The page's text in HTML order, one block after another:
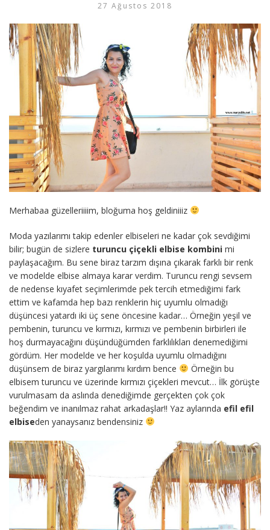
27 Ağustos 2018
Merhabaa güzelleriiiim, bloğuma hoş geldiniiiz
Moda yazılarımı takip edenler elbiseleri ne kadar çok sevdiğimi
bilir; bugün de sizlere turuncu çiçekli elbise kombini mi
paylaşacağım. Bu sene biraz tarzım dışına çıkarak farklı bir renk
ve modelde elbise almaya karar verdim. Turuncu rengi sevsem
de nedense kıyafet seçimlerimde pek tercih etmediğimi fark
ettim ve kafamda hep bazı renklerin hiç uyumlu olmadığı
düşüncesi yatardı iki üç sene öncesine kadar… Örneğin yeşil ve
pembenin, turuncu ve kırmızı, kırmızı ve pembenin birbirleri ile
hoş durmayacağını düşündüğümden farklılıkları denemediğimi
gördüm. Her modelde ve her koşulda uyumlu olmadığını
düşünsem de biraz yargılarımı kırdım bence
Örneğin bu
elbisem turuncu ve üzerinde kırmızı çiçekleri mevcut… İlk görüşte
vurulmasam da aslında denediğimde gerçekten çok çok
beğendim ve inanılmaz rahat arkadaşlar!! Yaz aylarında efil efil
elbiseden yanaysanız bendensiniz